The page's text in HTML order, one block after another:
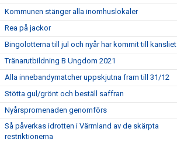
Kommunen stänger alla inomhuslokaler
Rea på jackor
Bingolotterna till jul och nyår har kommit till kansliet
Tränarutbildning B Ungdom 2021
Alla innebandymatcher uppskjutna fram till 31/12
Stötta gul/grönt och beställ saffran
Nyårspromenaden genomförs
Så påverkas idrotten i Värmland av de skärpta
restriktionerna